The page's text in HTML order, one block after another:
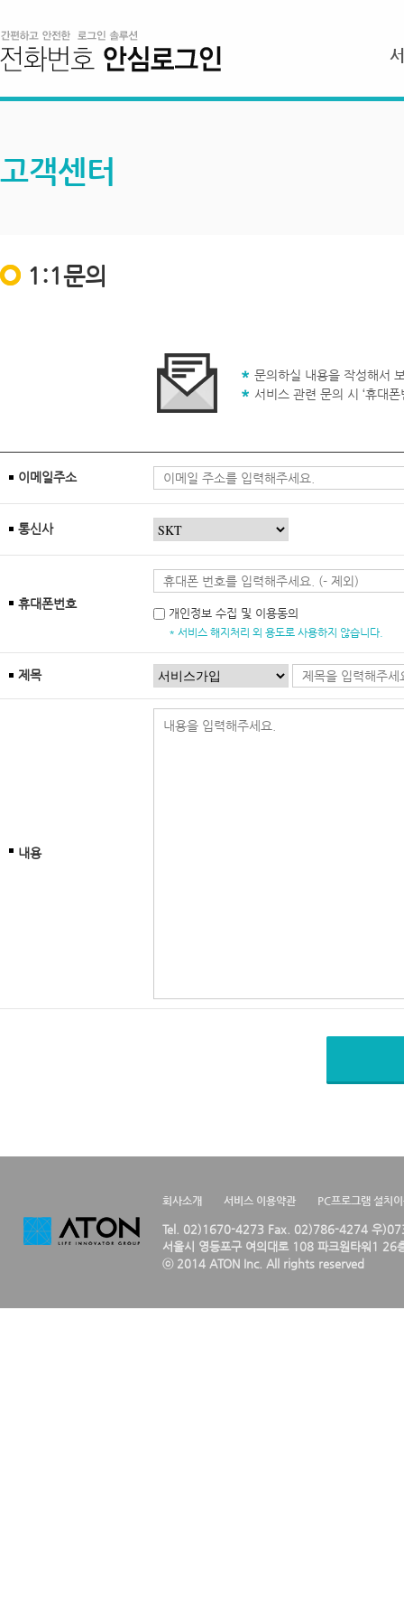
고객센터
1:1문의
문의하실 내용을 작성해서
서비스 관련 문의 시 ‘휴대
이메일주소
통신사
휴대폰번호
개인정보 수집 및 이용동의
* 서비스 해지처리 외 용도로 사용하지 않습니다.
제목
내용
회사소개 서비스 이용약관 PC프로그램 설치
Tel. 02)1670-4273 Fax. 02)786-4274 우
서울시 영등포구 여의대로 108 파크원타워1 26
ⓒ 2014 ATON Inc. All rights reserved